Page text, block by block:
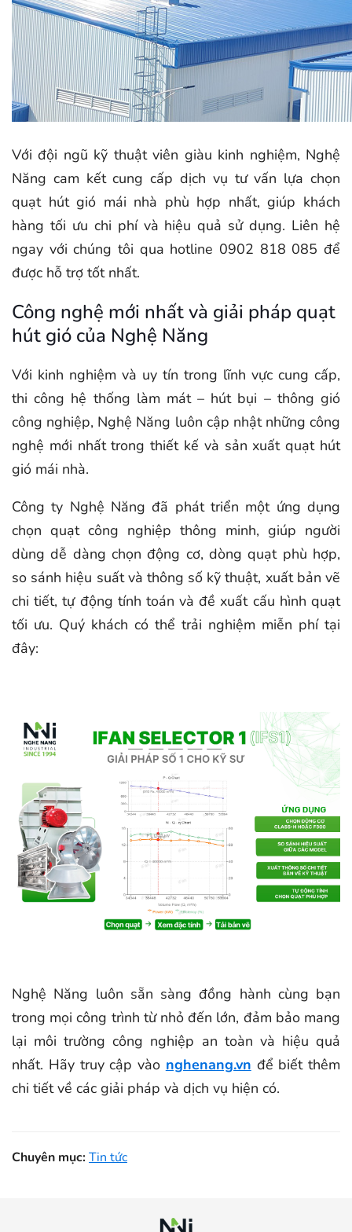
Với đội ngũ kỹ thuật viên giàu kinh nghiệm, Nghệ
Năng cam kết cung cấp dịch vụ tư vấn lựa chọn
quạt hút gió mái nhà phù hợp nhất, giúp khách
hàng tối ưu chi phí và hiệu quả sử dụng. Liên hệ
ngay với chúng tôi qua hotline 0902 818 085 để
được hỗ trợ tốt nhất.
Công nghệ mới nhất và giải pháp quạt
hút gió của Nghệ Năng
Với kinh nghiệm và uy tín trong lĩnh vực cung cấp,
thi công hệ thống làm mát – hút bụi – thông gió
công nghiệp, Nghệ Năng luôn cập nhật những công
nghệ mới nhất trong thiết kế và sản xuất quạt hút
gió mái nhà.
Công ty Nghệ Năng đã phát triển một ứng dụng
chọn quạt công nghiệp thông minh, giúp người
dùng dễ dàng chọn động cơ, dòng quạt phù hợp,
so sánh hiệu suất và thông số kỹ thuật, xuất bản vẽ
chi tiết, tự động tính toán và đề xuất cấu hình quạt
tối ưu. Quý khách có thể trải nghiệm miễn phí tại
đây:
Nghệ Năng luôn sẵn sàng đồng hành cùng bạn
trong mọi công trình từ nhỏ đến lớn, đảm bảo mang
lại môi trường công nghiệp an toàn và hiệu quả
nhất. Hãy truy cập vào nghenang.vn để biết thêm
chi tiết về các giải pháp và dịch vụ hiện có.
Chuyên mục:Tin tức